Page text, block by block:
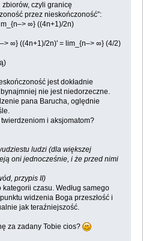
zbiorów, czyli granicę
przez nieskończoność”:
∞} ((4n+1)/2n)
∞} ((4n+1)/2n)' = lim_{n–> ∞} (4/2)
jest dokładnie
nie jest niedorzeczne.
pana Barucha, oględnie
twierdzeniom i aksjomatom?
ludzi (dla większej
oni jednocześnie, i że przed nimi
przypis II)
kategorii czasu. Według samego
widzenia Boga przeszłość i
jak teraźniejszość.
za zadany Tobie cios?